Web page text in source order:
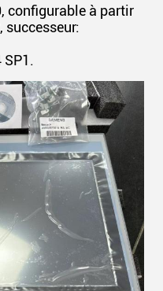
configurable à partir
successeur: